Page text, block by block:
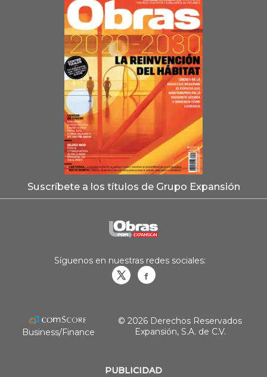
Suscríbete a los títulos de Grupo Expansión
PUBLICIDAD
Síguenos en nuestras redes sociales:
Business/Finance
© 2026 Derechos Reservados
Expansión, S.A. de C.V.